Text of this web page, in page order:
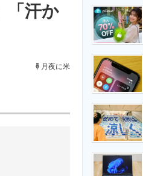
エネルギーの専門メディア
「汗か
月夜に米